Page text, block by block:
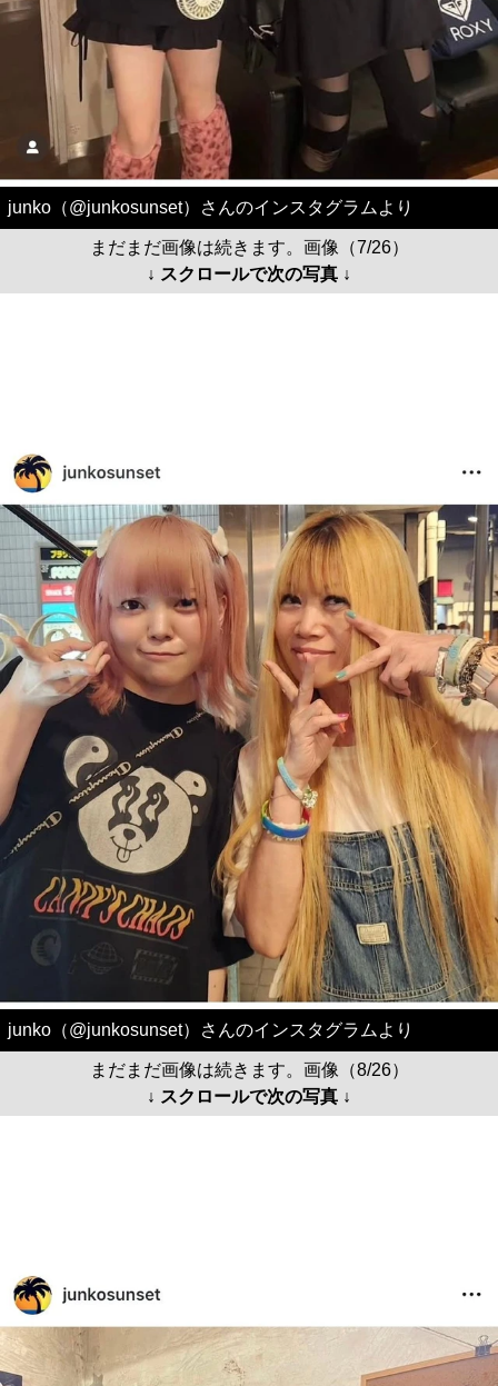
junko（@junkosunset）さんのインスタグラムより
まだまだ画像は続きます。画像（7/26）
↓ スクロールで次の写真 ↓
junko（@junkosunset）さんのインスタグラムより
まだまだ画像は続きます。画像（8/26）
↓ スクロールで次の写真 ↓